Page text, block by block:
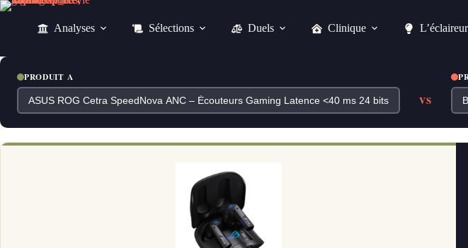
Passer
Analyses Sélections Duels Clinique L’éclaireur
PRODUIT A
VS